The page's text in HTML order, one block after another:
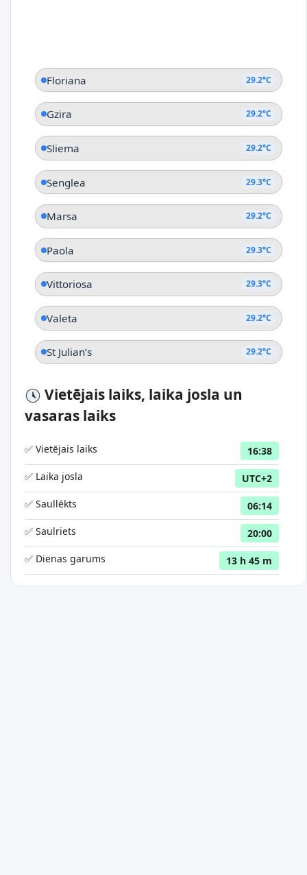
Floriana 29.2°C
Gzira 29.2°C
Sliema 29.2°C
Senglea 29.3°C
Marsa 29.2°C
Paola 29.3°C
Vittoriosa 29.3°C
Valeta 29.2°C
St Julian’s 29.2°C
Vietējais laiks, laika josla un
vasaras laiks
✅ Vietējais laiks
16:38
✅ Laika josla
UTC+2
✅ Saullēkts
06:14
✅ Saulriets
20:00
✅ Dienas garums
13 h 45 m